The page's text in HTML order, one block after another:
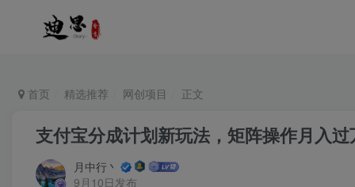
首页 精选推荐 网创项目 正文
支付宝分成计划新玩法，矩阵操作月入
月中行丶
9月10日发布